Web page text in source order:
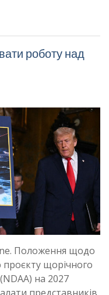
роботу над
Положення щодо
проєкту щорічного
на 2027